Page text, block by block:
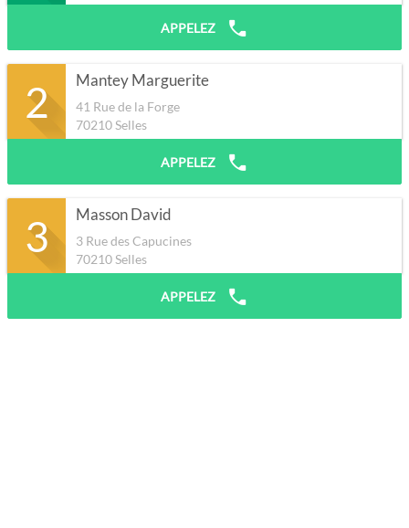
APPELEZ
2 Mantey Marguerite
41 Rue de la Forge
70210Selles
APPELEZ
3 Masson David
3 Rue des Capucines
70210Selles
APPELEZ